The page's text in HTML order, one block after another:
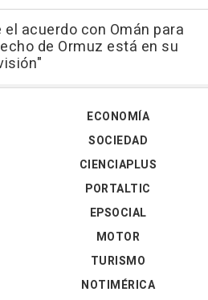
acuerdo con Omán para
de Ormuz está en su
ECONOMÍA
SOCIEDAD
CIENCIAPLUS
PORTALTIC
EPSOCIAL
MOTOR
TURISMO
NOTIMÉRICA